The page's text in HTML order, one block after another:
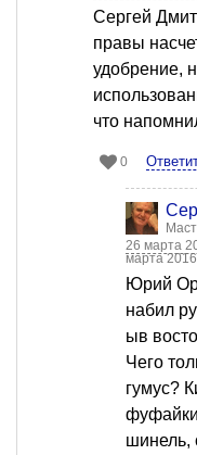
Сергей
правы
удобрение,
что
0
26 марта
марта
Юрий
набил
ыв
Чего
гумус?
шинель,